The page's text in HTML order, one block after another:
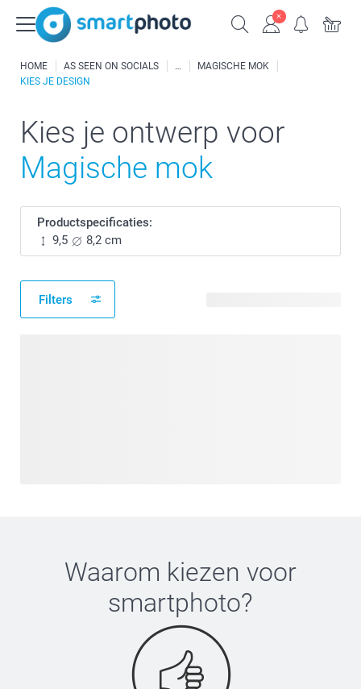
HOME AS SEEN ON SOCIALS
MAGISCHE MOK
KIES JE DESIGN
Kies je ontwerp voor
Magische mok
Productspecificaties:
9,5
8,2 cm
Filters
Waarom kiezen voor
smartphoto?